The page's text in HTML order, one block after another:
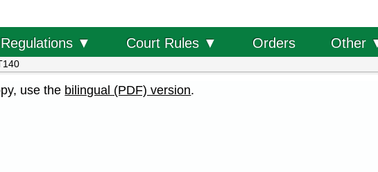
Regulations ▼ Court Rules ▼ Orders Other
use the bilingual (PDF) version.